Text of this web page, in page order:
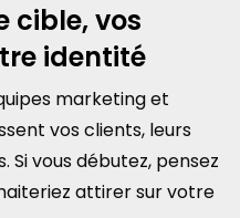
cible, vos
identité
marketing et
vos clients, leurs
vous débutez, pensez
attirer sur votre